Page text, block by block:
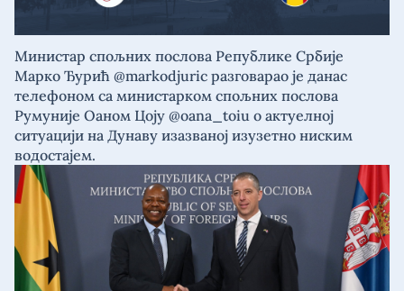
Министар спољних послова Републике Србије
Марко Ђурић @markodjuric разговарао је данас
телефоном са министарком спољних послова
Румуније Оаном Цоју @oana_toiu о актуелној
ситуацији на Дунаву изазваној изузетно ниским
водостајем.